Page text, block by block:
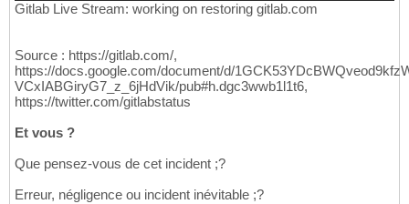
Gitlab Live Stream: working on restoring gitlab.com
Source : https://gitlab.com/,
https://docs.google.com/document/d/
VCxIABGiryG7_z_6jHdVik/pub#h.dgc3wwb1l1t6,
https://twitter.com/gitlabstatus
Et vous ?
Que pensez-vous de cet incident ;?
Erreur, négligence ou incident inévitable ;?